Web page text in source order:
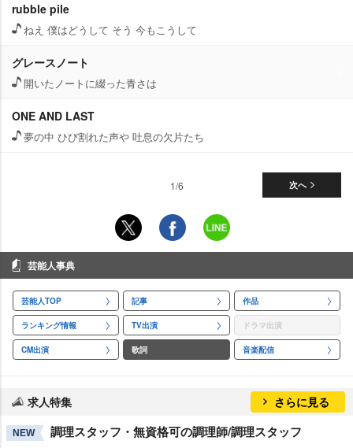
rubble pile
ねえ 僕はどうして そう 今もこうして
グレースノート
開いたノートに綴った青さは
ONE AND LAST
夢の中 ひび割れた声や 吐息の欠片たち
次へ
1/6
芸能人事典
芸能人TOP 記事 作品
ランキング情報 TV出演 ドラマ出演
CM出演 歌詞 音楽配信
求人特集 さらに見る
NEW 調理スタッフ・無資格可の調理師/調理スタッフ